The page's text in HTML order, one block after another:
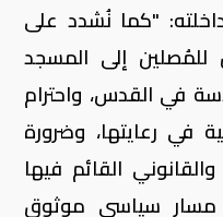
"كما نُشدد على
إلى المسجد
في القدس، واحترام
في رعايتها، وضرورة
القائم فيها
مسار سياسي موثوق